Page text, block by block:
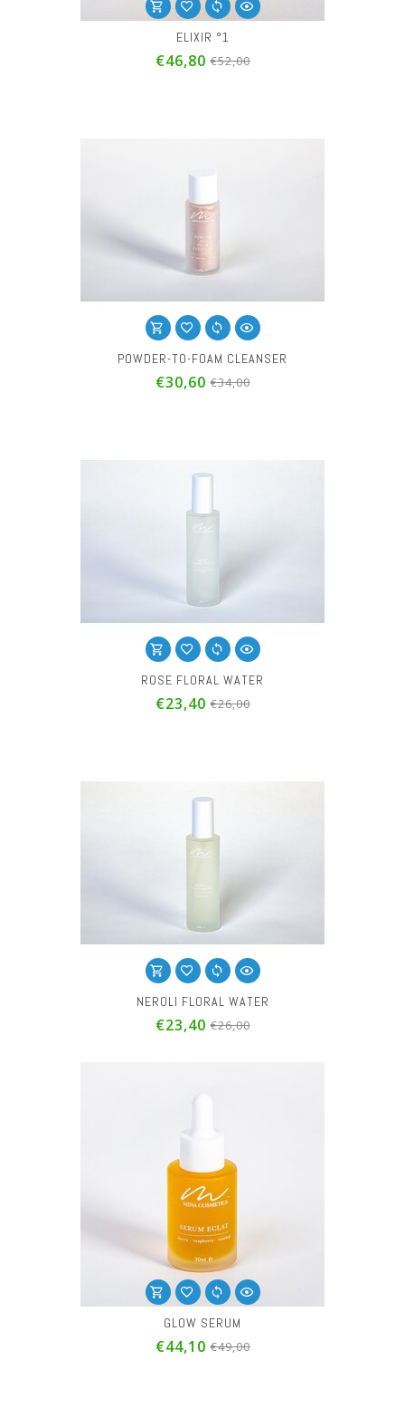
ELIXIR °1
€46,80 €52,00
POWDER-TO-FOAM CLEANSER
€30,60 €34,00
ROSE FLORAL WATER
€23,40 €26,00
NEROLI FLORAL WATER
€23,40 €26,00
GLOW SERUM
€44,10 €49,00